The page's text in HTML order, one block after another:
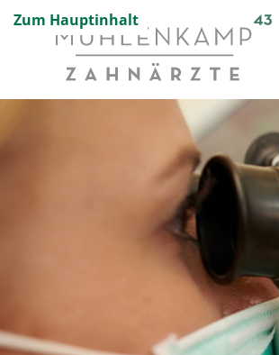
Zum Hauptinhalt